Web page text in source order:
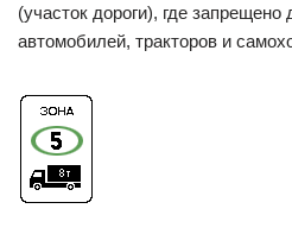
(участок дороги), где запрещено
автомобилей, тракторов и